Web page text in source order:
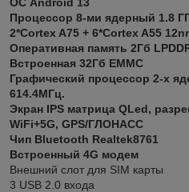
Процессор 8-ми ядерный 1.8
2*Cortex A75 + 6*Cortex A55
Оперативная память 2Гб
Встроенная 32Гб EMMC
Графический процессор 2-х
614.4МГц.
Экран IPS матрица QLed,
WiFi+5G, GPS/ГЛОНАСС
Чип Bluetooth Realtek8761
Встроенный 4G модем
Внешний слот для SIM карты
3 USB 2.0 входа